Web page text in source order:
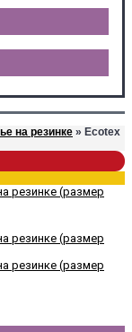
на резинке » Ecotex